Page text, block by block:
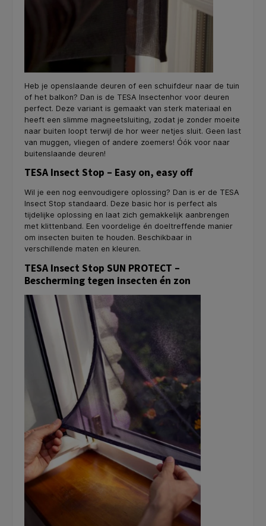
Heb je openslaande deuren of een schuifdeur naar de tuin
of het balkon? Dan is de TESA Insectenhor voor deuren
perfect. Deze variant is gemaakt van sterk materiaal en
heeft een slimme magneetsluiting, zodat je zonder moeite
naar buiten loopt terwijl de hor weer netjes sluit. Geen last
van muggen, vliegen of andere zoemers! Óók voor naar
buitenslaande deuren!
TESA Insect Stop – Easy on, easy off
Wil je een nog eenvoudigere oplossing? Dan is er de TESA
Insect Stop standaard. Deze basic hor is perfect als
tijdelijke oplossing en laat zich gemakkelijk aanbrengen
met klittenband. Een voordelige én doeltreffende manier
om insecten buiten te houden. Beschikbaar in
verschillende maten en kleuren.
TESA Insect Stop SUN PROTECT –
Bescherming tegen insecten én zon